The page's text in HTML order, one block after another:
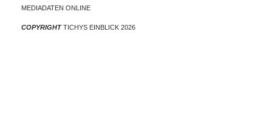
MEDIADATEN ONLINE
COPYRIGHTTICHYS EINBLICK 2026